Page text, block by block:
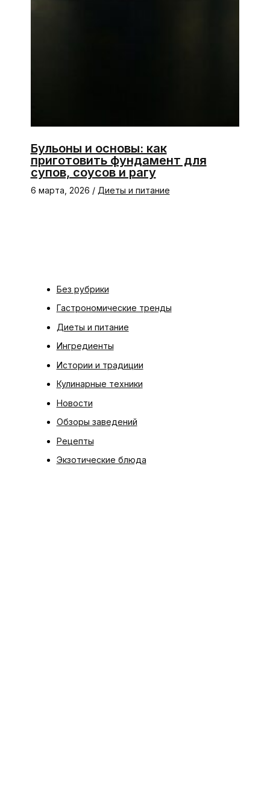
Бульоны и основы: как
приготовить фундамент для
супов, соусов и рагу
6 марта, 2026 / Диеты и питание
Без рубрики
Гастрономические тренды
Диеты и питание
Ингредиенты
Истории и традиции
Кулинарные техники
Новости
Обзоры заведений
Рецепты
Экзотические блюда